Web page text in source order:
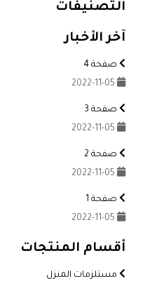
التصنيفات
آخر الأخبار
صفحة 4
صفحة 3
صفحة 2
صفحة 1
أقسام المنتجات
مستلزمات المنزل